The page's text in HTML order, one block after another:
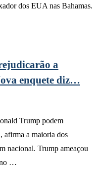
dos EUA nas Bahamas.
a
enquete diz…
Trump podem
afirma a maioria dos
nacional. Trump ameaçou
no …